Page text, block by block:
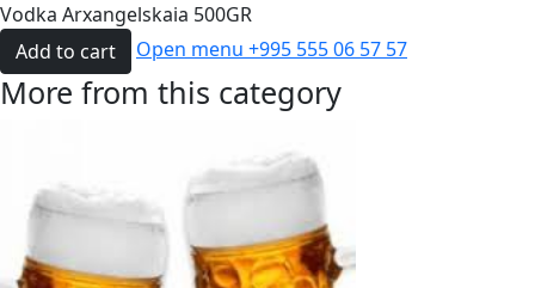
Vodka Arxangelskaia 500GR
Add to cart
Open menu +995 555 06 57 57
More from this category